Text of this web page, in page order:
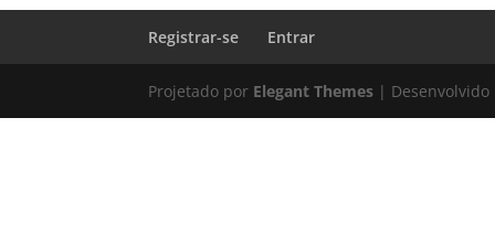
Registrar-se Entrar
Projetado por Elegant Themes |